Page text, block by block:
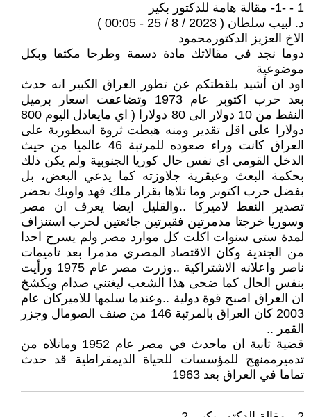
1 - -1- مقالة هامة للدكتور بكير
د. لبيب سلطان ( 2023 / 8 / 25 - 00:05 )
الاخ العزيز الدكتورمحمود
دوما نجد في مقالاتك مادة دسمة وطرحا مكثفا وبكل
موضوعية
اود ان أشيد بلقطتكم عن تطور العراق الكبير انه حدث
بعد حرب اكتوبر عام 1973 وتضاعفت اسعار برميل
النفط من 10 دولار الى 80 دولارا ( اي مايعادل اليوم 800
دولارا على اقل تقدير ومنه هبطت ثروة اسطورية على
العراق كانت وراء صعوده للمرتبة 46 عالميا من حيث
الدخل القومي اي نفس حال كوريا الجنوبية ولم يكن ذلك
بحكمة البعث وعبقرية جلاوزته كما يدعي البعض، بل
بفضل حرب اكتوبر وما تلاها بقرار ملك فهد واوبك بحضر
تصدير النفط لاميركا ..والقليل ايضا يعرف ان مصر
وسوريا خرجتا مدمرتين فقيرتين جائعتين لحرب استنزاف
لمدة ستى سنوات اكلت كل موارد مصر ولم يسرح احدا
من الجندية وكان الاقتصاد المصري مدمرا بعد تاميمات
ناصر واعلانه الاشتراكية ..وزرت مصر عام 1975 ورأيت
بنفس الحال كما ضحى هذا الشعب ليغتني صدام ويكشخ
ان العراق اصبح قوة دولية ..وعندما سلمها للاميركان عام
2003 كان العراق بالمرتبة 146 من صنف الصومال وجزر
القمر ..
قضية ثانية ان ماحدث في مصر عام 1952 وماتلاه من
تدميرممنهج للمؤسسات للحياة الديمقراطية قد حدث
تماما في العراق بعد 1963